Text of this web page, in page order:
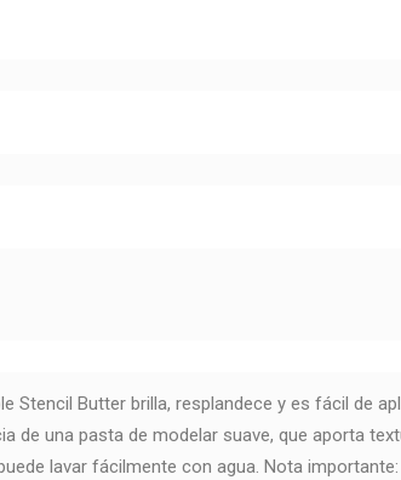
Stencil Butter brilla, resplandece y es fácil de
de una pasta de modelar suave, que aporta
lavar fácilmente con agua. Nota importante: